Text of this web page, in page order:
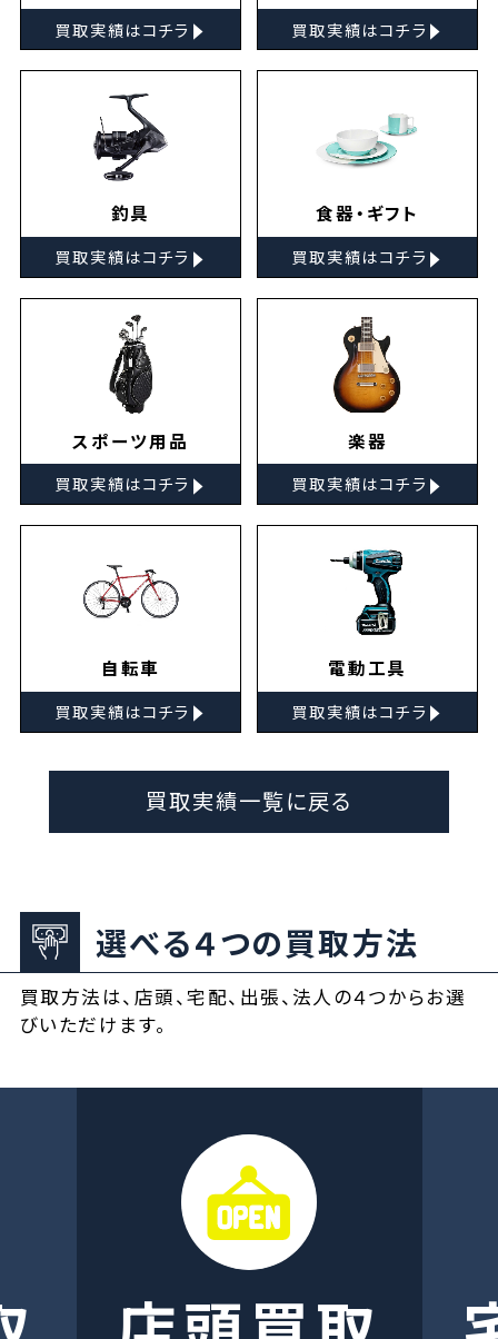
買取実績はコチラ ▸ 買取実績はコチラ ▸
釣具
買取実績はコチラ ▸
食器・ギフト
買取実績はコチラ ▸
スポーツ用品
買取実績はコチラ ▸
楽器
買取実績はコチラ ▸
自転車
買取実績はコチラ ▸
電動工具
買取実績はコチラ ▸
買取実績一覧に戻る
選べる４つの買取方法
買取方法は、店頭、宅配、出張、法人の４つからお選
びいただけます。